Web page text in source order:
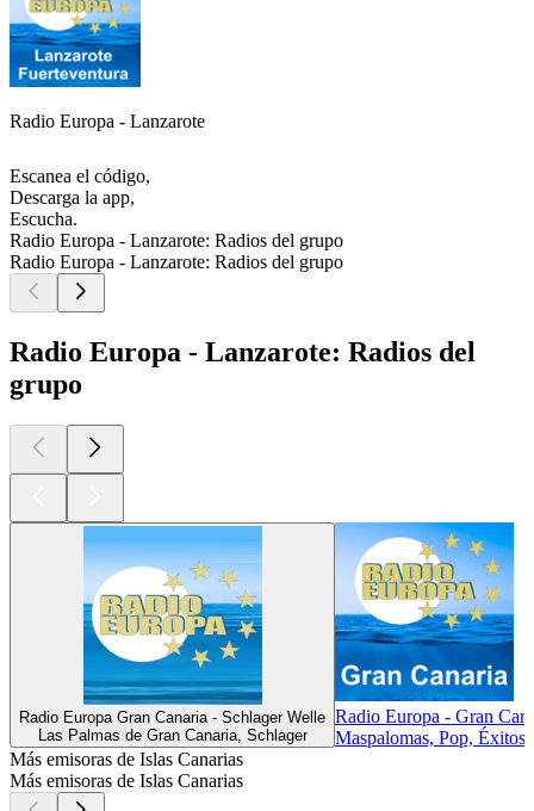
Radio Europa - Lanzarote
Escanea el código,
Descarga la app,
Escucha.
Radio Europa - Lanzarote: Radios del grupo
Radio Europa - Lanzarote: Radios del grupo
Radio Europa - Lanzarote: Radios del
grupo
Radio Europa Gran Canaria - Schlager Welle
Las Palmas de Gran Canaria, Schlager
Radio Europa - Gran
Maspalomas, Pop, Éxitos
Más emisoras de Islas Canarias
Más emisoras de Islas Canarias